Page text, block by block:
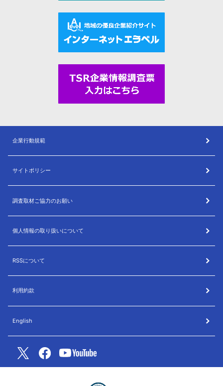
企業行動規範
サイトポリシー
調査取材ご協力のお願い
個人情報の取り扱いについて
RSSについて
利用約款
English